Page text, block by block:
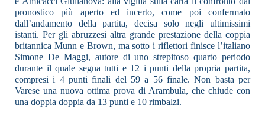
pronostico più aperto ed incerto, come poi confermato
dall’andamento della partita, decisa solo negli ultimissimi
istanti. Per gli abruzzesi altra grande prestazione della coppia
britannica Munn e Brown, ma sotto i riflettori finisce l’italiano
Simone De Maggi, autore di uno strepitoso quarto periodo
durante il quale segna tutti e 12 i punti della propria partita,
compresi i 4 punti finali del 59 a 56 finale. Non basta per
Varese una nuova ottima prova di Arambula, che chiude con
una doppia doppia da 13 punti e 10 rimbalzi.